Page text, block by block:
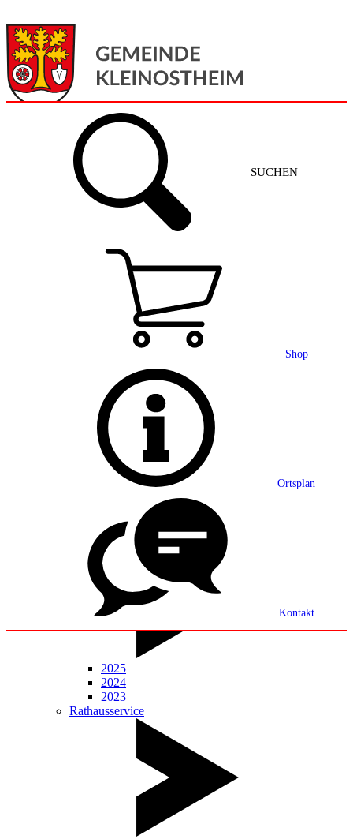
SUCHEN
Shop
Ortsplan
Kontakt
Gemeinde + Service
Grußwort
Ortsplan
Partnerschaft
Statistik
Mitteilungsblatt
2025
2024
2023
Rathausservice